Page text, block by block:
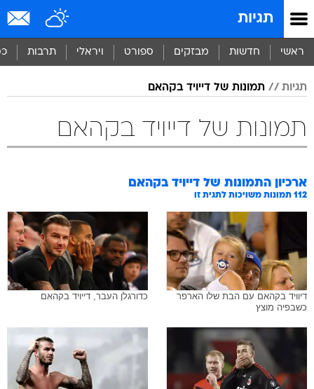
תגיות
ראשי חדשות מבזקים ספורט ויראלי תרבות
תגיות תמונות של דייויד בקהאם
תמונות של דייויד בקהאם
ארכיון התמונות של דייויד בקהאם
112 תמונות משויכות לתגית זו
דיוויד בקהאם עם הבת שלו הארפר
כשבפיה מוצץ
כדורגלן העבר, דייויד בקהאם